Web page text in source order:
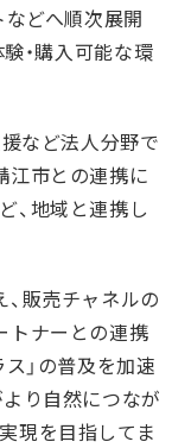
などへ順次展開
・購入可能な環
援など法人分野で
江市との連携に
、地域と連携し
販売チャネルの
トナーとの連携
」の普及を加速
り自然につなが
現を目指してま